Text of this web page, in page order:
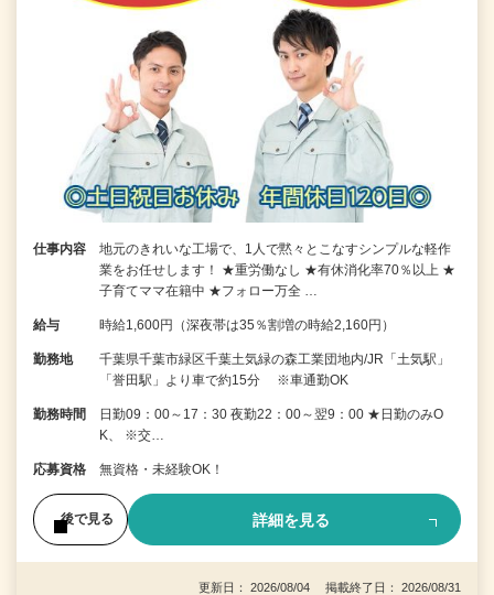
仕事内容
地元のきれいな工場で、1人で黙々とこなすシンプルな軽作
業をお任せします！ ★重労働なし ★有休消化率70％以上 ★
子育てママ在籍中 ★フォロー万全 …
給与 時給1,600円（深夜帯は35％割増の時給2,160円）
勤務地
千葉県千葉市緑区千葉土気緑の森工業団地内/JR「土気駅」
「誉田駅」より車で約15分 ※車通勤OK
勤務時間
日勤09：00～17：30 夜勤22：00～翌9：00 ★日勤のみO
K、 ※交…
応募資格 無資格・未経験OK！
後で見る 詳細を見る
更新日： 2026/08/04 掲載終了日： 2026/08/31